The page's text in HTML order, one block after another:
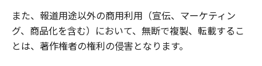
また、報道用途以外の商用利用（宣伝、マーケティン
グ、商品化を含む）において、無断で複製、転載するこ
とは、著作権者の権利の侵害となります。